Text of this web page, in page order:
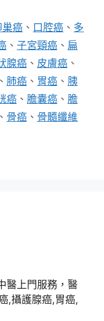
巢癌 、 口腔癌 、 多
、 子宮頸癌 、 扁
腺癌 、 皮膚癌 、
、 肺癌 、 胃癌 、 胰
癌 、 膽囊癌 、 膽
、 骨癌 、 骨髓纖維
醫上門服務，醫
,攝護腺癌,胃癌,